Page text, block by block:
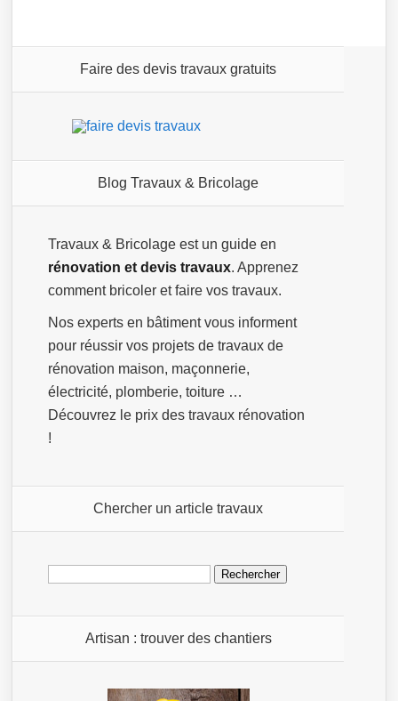
Faire des devis travaux gratuits
Blog Travaux & Bricolage
Travaux & Bricolage est un guide en
rénovation et devis travaux. Apprenez
comment bricoler et faire vos travaux.
Nos experts en bâtiment vous informent
pour réussir vos projets de travaux de
rénovation maison, maçonnerie,
électricité, plomberie, toiture …
Découvrez le prix des travaux rénovation
!
Chercher un article travaux
Rechercher :
Artisan : trouver des chantiers